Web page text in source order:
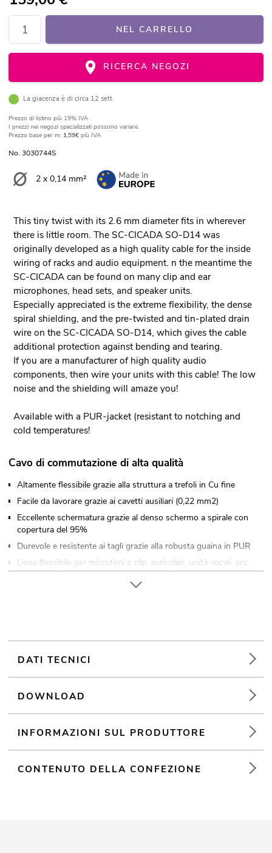
NEL CARRELLO
RICERCA NEGOZI
La giacenza è di circa 12 sett.
Prezzo di listino più 19% IVA
I prezzi nei negozi specializzati possono variare.
Prezzo base per m: 1,59€ più IVA
No. 3030744S
2 x 0,14 mm²
This tiny twist with its 2.6 mm diameter fits in wherever
there is little room. The SC-CICADA SO-D14 was
originally developed as a high quality cable for the inside
wiring of racks and audio equipment. n the meantime the
SC-CICADA can be found on many clip and ear
microphones, head sets, and speaker units.
Especially appreciated is the extreme flexibility, the dense
spiral shielding, and the pre-twisted and tin-plated drain
wire on the SC-CICADA SO-D14, which gives the cable
additional protection against bending and tearing.
If you are a manufacturer of high quality audio
components, then wire your units with this cable! The low
noise and the shielding will amaze you!
Available with a PUR-jacket (resistant to notching and
cold temperatures!
Cavo di commutazione di alta qualità
Altamente flessibile grazie alla struttura a trefoli in Cu fine
Facile da lavorare grazie ai cavetti ausiliari (0,22 mm2)
Eccellente schermatura grazie al denso schermo a spirale con
copertura del 95%
Durevole e resistente ai tagli grazie alla robusta guaina in PUR
Linea flessibile per microfoni a clip, auricolari, unità vocali, ecc.
DATI TECNICI
DOWNLOAD
INFORMAZIONI SUL PRODUTTORE
CONTENUTO DELLA CONFEZIONE